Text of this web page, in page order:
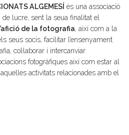
ALGEMESÍ és una associació
lucre, sent la seua finalitat el
de la fotografia, així com a la
seus socis, facilitar l’ensenyament
col·laborar i intercanviar
fotogràfiques així com estar al
activitats relacionades amb el